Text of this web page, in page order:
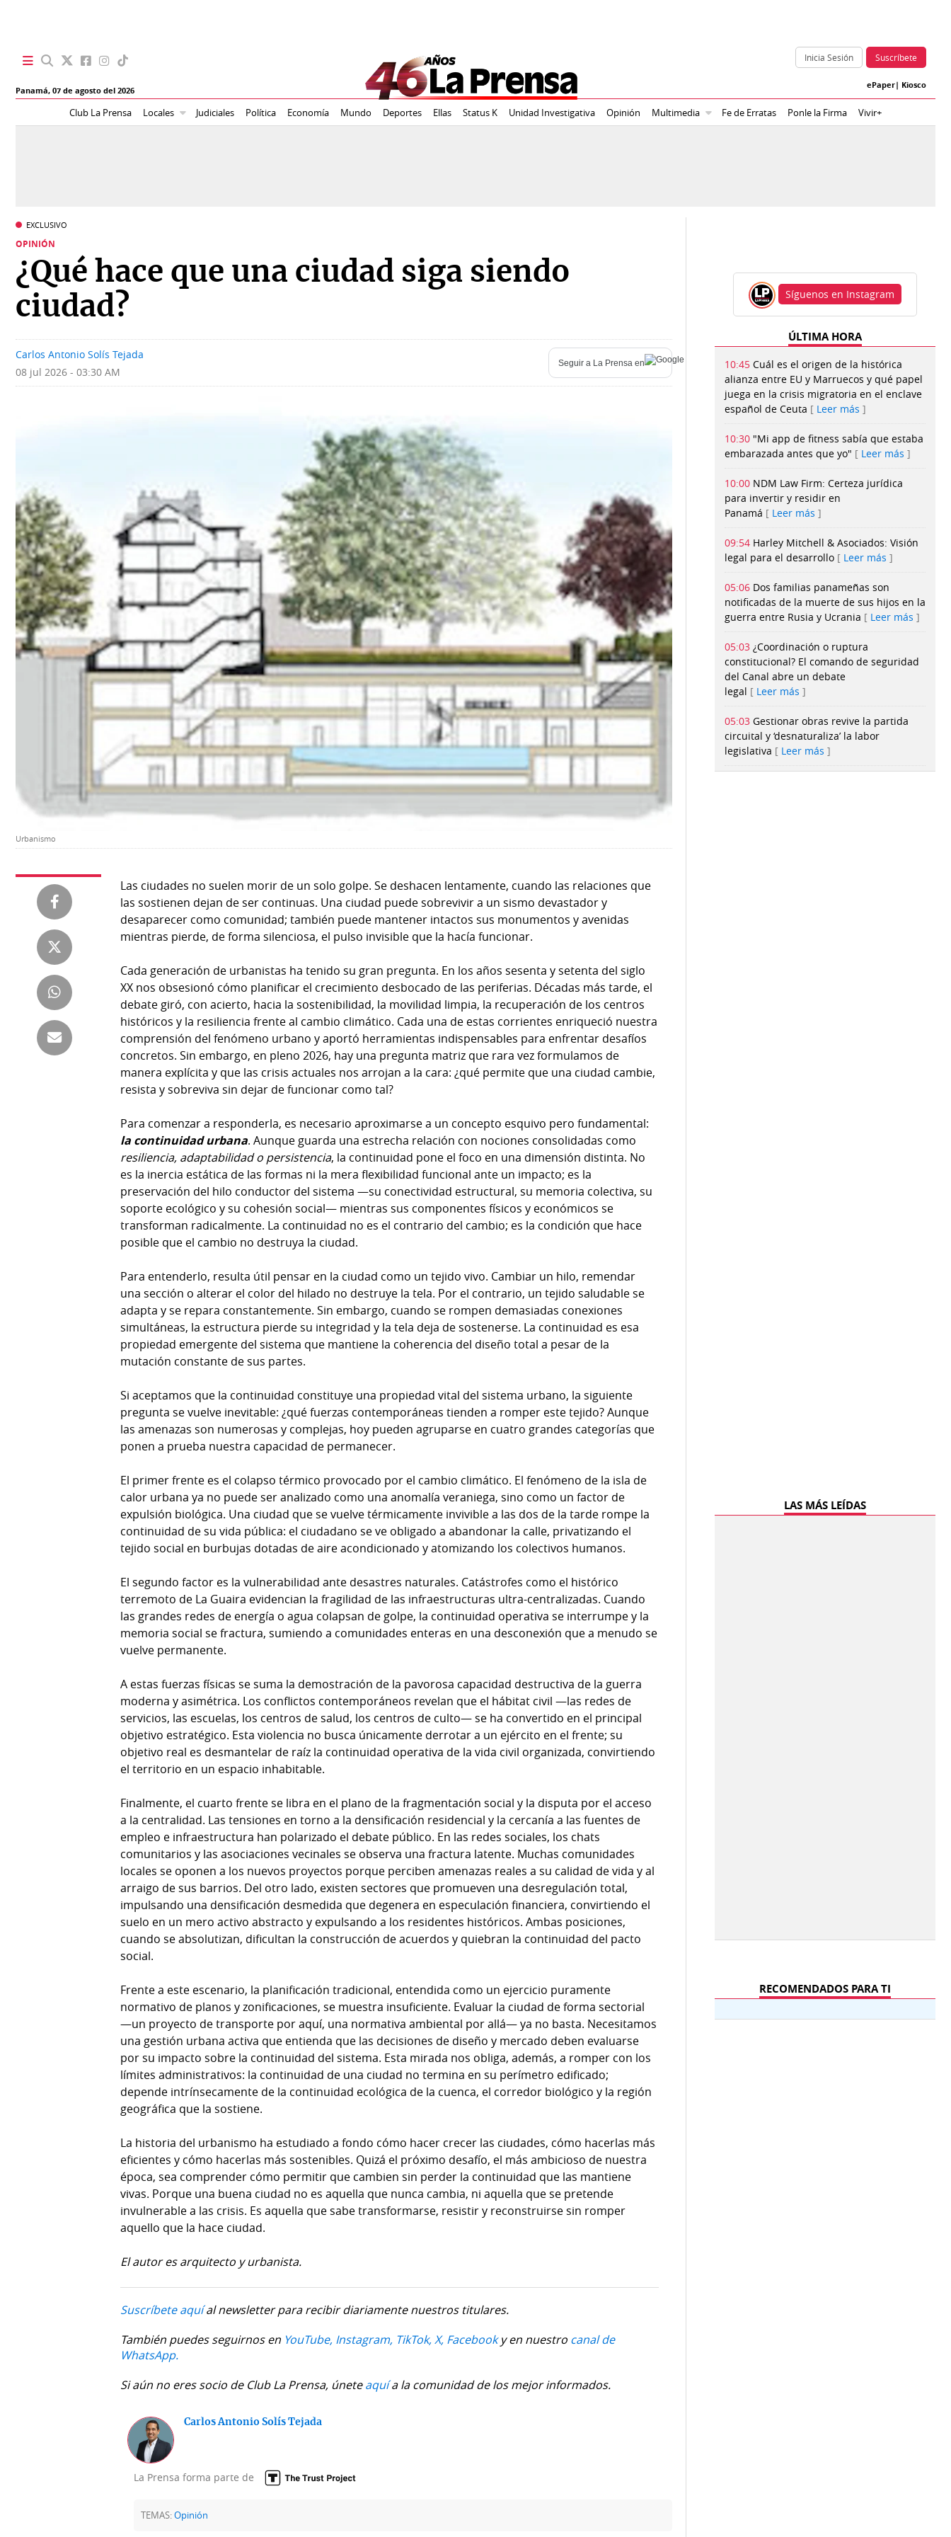
Panamá,07 de agosto del 2026
Inicia Sesión Suscríbete
ePaper| Kiosco
Club La Prensa Locales Judiciales Política Economía Mundo Deportes Ellas Status K Unidad Investigativa Opinión Multimedia Fe de Erratas Ponle la Firma Vivir+
Política
Economía
Mundo
Tecnología
BBC
Opinión
Blogs
Fotografías
Videos
SERVICIOS
E-
Paper
Buscador
Comunicados
Catálogos
Contenido
de
marcas
RSS
Temas
Autores
Notas
Buenas
prácticas
OTROS
Metro
por
Metro
Tienda
Panamá
Tiquetes
Mi
Diario
Ellas
Club
La
Busca
EXCLUSIVO
OPINIÓN
¿Qué hace que una ciudad siga siendo
ciudad?
Carlos Antonio Solís Tejada
08 jul 2026 - 03:30 AM
Seguir a La Prensa en
Urbanismo
Las ciudades no suelen morir de un solo golpe. Se deshacen lentamente, cuando las relaciones que
las sostienen dejan de ser continuas. Una ciudad puede sobrevivir a un sismo devastador y
desaparecer como comunidad; también puede mantener intactos sus monumentos y avenidas
mientras pierde, de forma silenciosa, el pulso invisible que la hacía funcionar.
Cada generación de urbanistas ha tenido su gran pregunta. En los años sesenta y setenta del siglo
XX nos obsesionó cómo planificar el crecimiento desbocado de las periferias. Décadas más tarde, el
debate giró, con acierto, hacia la sostenibilidad, la movilidad limpia, la recuperación de los centros
históricos y la resiliencia frente al cambio climático. Cada una de estas corrientes enriqueció nuestra
comprensión del fenómeno urbano y aportó herramientas indispensables para enfrentar desafíos
concretos. Sin embargo, en pleno 2026, hay una pregunta matriz que rara vez formulamos de
manera explícita y que las crisis actuales nos arrojan a la cara: ¿qué permite que una ciudad cambie,
resista y sobreviva sin dejar de funcionar como tal?
Para comenzar a responderla, es necesario aproximarse a un concepto esquivo pero fundamental:
la continuidad urbana. Aunque guarda una estrecha relación con nociones consolidadas como
resiliencia, adaptabilidad o persistencia, la continuidad pone el foco en una dimensión distinta. No
es la inercia estática de las formas ni la mera flexibilidad funcional ante un impacto; es la
preservación del hilo conductor del sistema —su conectividad estructural, su memoria colectiva, su
soporte ecológico y su cohesión social— mientras sus componentes físicos y económicos se
transforman radicalmente. La continuidad no es el contrario del cambio; es la condición que hace
posible que el cambio no destruya la ciudad.
Para entenderlo, resulta útil pensar en la ciudad como un tejido vivo. Cambiar un hilo, remendar
una sección o alterar el color del hilado no destruye la tela. Por el contrario, un tejido saludable se
adapta y se repara constantemente. Sin embargo, cuando se rompen demasiadas conexiones
simultáneas, la estructura pierde su integridad y la tela deja de sostenerse. La continuidad es esa
propiedad emergente del sistema que mantiene la coherencia del diseño total a pesar de la
mutación constante de sus partes.
Si aceptamos que la continuidad constituye una propiedad vital del sistema urbano, la siguiente
pregunta se vuelve inevitable: ¿qué fuerzas contemporáneas tienden a romper este tejido? Aunque
las amenazas son numerosas y complejas, hoy pueden agruparse en cuatro grandes categorías que
ponen a prueba nuestra capacidad de permanecer.
El primer frente es el colapso térmico provocado por el cambio climático. El fenómeno de la isla de
calor urbana ya no puede ser analizado como una anomalía veraniega, sino como un factor de
expulsión biológica. Una ciudad que se vuelve térmicamente invivible a las dos de la tarde rompe la
continuidad de su vida pública: el ciudadano se ve obligado a abandonar la calle, privatizando el
tejido social en burbujas dotadas de aire acondicionado y atomizando los colectivos humanos.
El segundo factor es la vulnerabilidad ante desastres naturales. Catástrofes como el histórico
terremoto de La Guaira evidencian la fragilidad de las infraestructuras ultra-centralizadas. Cuando
las grandes redes de energía o agua colapsan de golpe, la continuidad operativa se interrumpe y la
memoria social se fractura, sumiendo a comunidades enteras en una desconexión que a menudo se
vuelve permanente.
A estas fuerzas físicas se suma la demostración de la pavorosa capacidad destructiva de la guerra
moderna y asimétrica. Los conflictos contemporáneos revelan que el hábitat civil —las redes de
servicios, las escuelas, los centros de salud, los centros de culto— se ha convertido en el principal
objetivo estratégico. Esta violencia no busca únicamente derrotar a un ejército en el frente; su
objetivo real es desmantelar de raíz la continuidad operativa de la vida civil organizada, convirtiendo
el territorio en un espacio inhabitable.
Finalmente, el cuarto frente se libra en el plano de la fragmentación social y la disputa por el acceso
a la centralidad. Las tensiones en torno a la densificación residencial y la cercanía a las fuentes de
empleo e infraestructura han polarizado el debate público. En las redes sociales, los chats
comunitarios y las asociaciones vecinales se observa una fractura latente. Muchas comunidades
locales se oponen a los nuevos proyectos porque perciben amenazas reales a su calidad de vida y al
arraigo de sus barrios. Del otro lado, existen sectores que promueven una desregulación total,
impulsando una densificación desmedida que degenera en especulación financiera, convirtiendo el
suelo en un mero activo abstracto y expulsando a los residentes históricos. Ambas posiciones,
cuando se absolutizan, dificultan la construcción de acuerdos y quiebran la continuidad del pacto
social.
Frente a este escenario, la planificación tradicional, entendida como un ejercicio puramente
normativo de planos y zonificaciones, se muestra insuficiente. Evaluar la ciudad de forma sectorial
—un proyecto de transporte por aquí, una normativa ambiental por allá— ya no basta. Necesitamos
una gestión urbana activa que entienda que las decisiones de diseño y mercado deben evaluarse
por su impacto sobre la continuidad del sistema. Esta mirada nos obliga, además, a romper con los
límites administrativos: la continuidad de una ciudad no termina en su perímetro edificado;
depende intrínsecamente de la continuidad ecológica de la cuenca, el corredor biológico y la región
geográfica que la sostiene.
La historia del urbanismo ha estudiado a fondo cómo hacer crecer las ciudades, cómo hacerlas más
eficientes y cómo hacerlas más sostenibles. Quizá el próximo desafío, el más ambicioso de nuestra
época, sea comprender cómo permitir que cambien sin perder la continuidad que las mantiene
vivas. Porque una buena ciudad no es aquella que nunca cambia, ni aquella que se pretende
invulnerable a las crisis. Es aquella que sabe transformarse, resistir y reconstruirse sin romper
aquello que la hace ciudad.
El autor es arquitecto y urbanista.
Suscríbete aquíal newsletter para recibir diariamente nuestros titulares.
También puedes seguirnos en YouTube, Instagram, TikTok, X, Facebooky en nuestro canal de
WhatsApp.
Si aún no eres socio de Club La Prensa, úneteaquía la comunidad de los mejor informados.
Carlos Antonio Solís Tejada
La Prensa forma parte de
TEMAS:Opinión
Síguenos en Instagram
ÚLTIMA HORA
10:45 Cuál es el origen de la histórica
alianza entre EU y Marruecos y qué papel
juega en la crisis migratoria en el enclave
español de Ceuta
Leer más
10:30 "Mi app de fitness sabía que estaba
embarazada antes que yo"
Leer más
10:00 NDM Law Firm: Certeza jurídica
para invertir y residir en
Panamá
Leer más
09:54 Harley Mitchell & Asociados: Visión
legal para el desarrollo
Leer más
05:06 Dos familias panameñas son
notificadas de la muerte de sus hijos en la
guerra entre Rusia y Ucrania
Leer más
05:03 ¿Coordinación o ruptura
constitucional? El comando de seguridad
del Canal abre un debate
legal
Leer más
05:03 Gestionar obras revive la partida
circuital y ‘desnaturaliza’ la labor
legislativa
Leer más
LAS MÁS LEÍDAS
RECOMENDADOS PARA TI